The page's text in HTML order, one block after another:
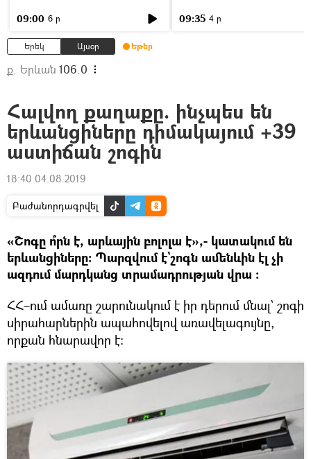
09:00 6 ր 09:35 4 ր
Երեկ Այսօր Եթեր
ք. Երևան 106.0
Հալվող քաղաքը. ինչպես են
երևանցիները դիմակայում +39
աստիճան շոգին
18:40 04.08.2019
Բաժանորդագրվել
«Շոգը ո՞րն է, արևային բոլոլա է»,- կատակում են
երևանցիները։ Պարզվում է`շոգն ամենևին էլ չի
ազդում մարդկանց տրամադրության վրա ։
ՀՀ–ում ամառը շարունակում է իր դերում մնալ` շոգի
սիրահարներին ապահովելով առավելագույնը,
որքան հնարավոր է։